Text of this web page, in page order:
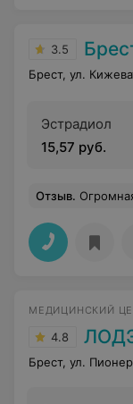
3.5
Брест, ул.
Эстрадиол
15,57 руб.
Отзыв. Огромная благодарность
МЕДИЦИНСКИЙ
4.8
Брест, ул.